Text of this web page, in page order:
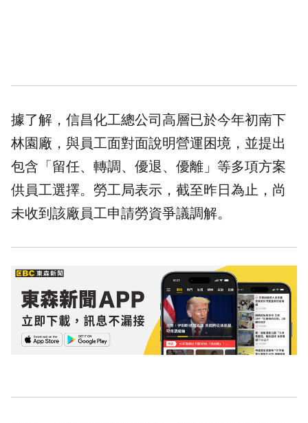
據了解，信昌化工總公司高層已於今年初南下
林園廠，與員工面對面說明營運困境，並提出
包含「留任、轉調、優退、優離」等多項方案
供員工選擇。勞工局表示，截至昨日為止，尚
未收到該廠員工申請勞資爭議調解。